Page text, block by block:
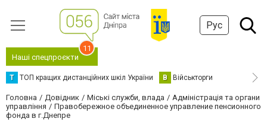
Рус
Наші спецпроєкти
11
Т ТОП кращих дистанційних шкіл України В Військторги
Головна Довідник Міські служби, влада
Адміністрація та органи
управління
Правобережное объединенное управление пенсионного
фонда в г.Днепре